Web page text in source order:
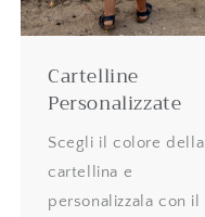
Cartelline
Personalizzate
Scegli il colore della
cartellina e
personalizzala con il